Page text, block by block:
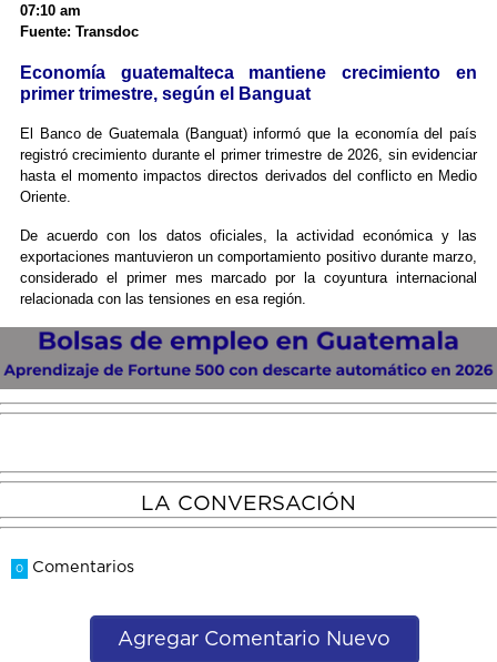
07:10 am
Fuente: Transdoc
Economía guatemalteca mantiene crecimiento en
primer trimestre, según el Banguat
El Banco de Guatemala (Banguat) informó que la economía del país
registró crecimiento durante el primer trimestre de 2026, sin evidenciar
hasta el momento impactos directos derivados del conflicto en Medio
Oriente.
De acuerdo con los datos oficiales, la actividad económica y las
exportaciones mantuvieron un comportamiento positivo durante marzo,
considerado el primer mes marcado por la coyuntura internacional
relacionada con las tensiones en esa región.
LA CONVERSACIÓN
0 Comentarios
Agregar Comentario Nuevo